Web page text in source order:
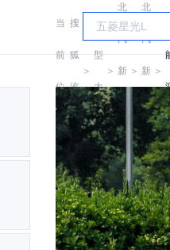
当
前
位
置:
搜
狐
汽
车
＞
车
型
大
全
＞
北
汽
新
源
＞
北
汽
新
能
＞